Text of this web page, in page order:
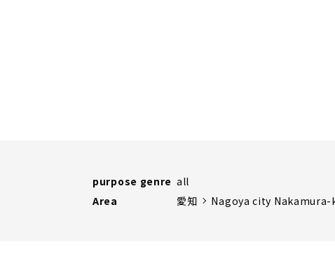
purpose genre all
Area
愛知 Nagoya city Nakamura-